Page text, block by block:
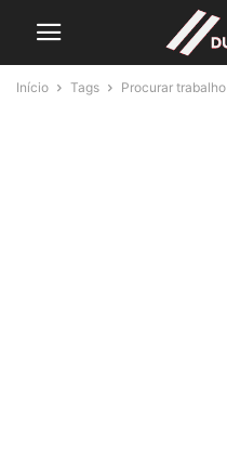
Início Tags Procurar trabalho